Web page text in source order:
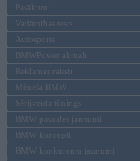
Pasākumi
Vadāmības tests
Autosports
BMWPower aktuāli
Reklāmas raksti
Mēneša BMW
Sērijveida tūnings
BMW pasaules jaunumi
BMW koncepti
BMW konkurentu jaunumi